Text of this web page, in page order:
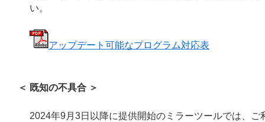
い。
アップデート可能なプログラム対応表
＜ 既知の不具合 ＞
2024年9月3日以降に提供開始のミラーツールでは、